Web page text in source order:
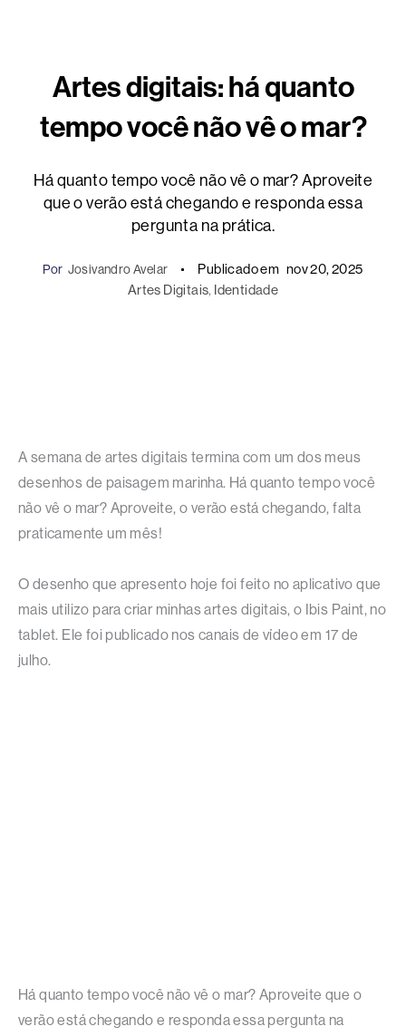
Artes digitais: há quanto
tempo você não vê o mar?
Há quanto tempo você não vê o mar? Aproveite
que o verão está chegando e responda essa
pergunta na prática.
Por Josivandro Avelar Publicado em nov 20, 2025
Artes Digitais, Identidade
A semana de artes digitais termina com um dos meus
desenhos de paisagem marinha. Há quanto tempo você
não vê o mar? Aproveite, o verão está chegando, falta
praticamente um mês!
O desenho que apresento hoje foi feito no aplicativo que
mais utilizo para criar minhas artes digitais, o Ibis Paint, no
tablet. Ele foi publicado nos canais de vídeo em 17 de
julho.
Há quanto tempo você não vê o mar? Aproveite que o
verão está chegando e responda essa pergunta na